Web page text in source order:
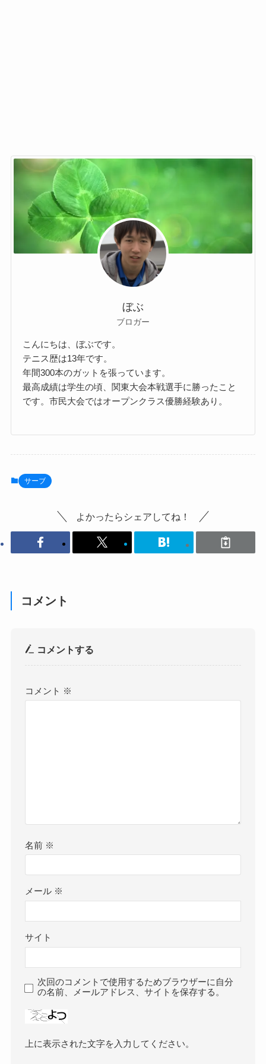
ぼぶ
ブロガー
こんにちは、ぼぶです。
テニス歴は13年です。
年間300本のガットを張っています。
最高成績は学生の頃、関東大会本戦選手に勝ったこと
です。市民大会ではオープンクラス優勝経験あり。
サーブ
よかったらシェアしてね！
コメント
コメントする
コメント ※
名前 ※
メール ※
サイト
次回のコメントで使用するためブラウザーに自分
の名前、メールアドレス、サイトを保存する。
上に表示された文字を入力してください。